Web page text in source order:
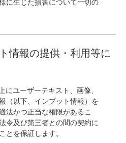
に生じた損害について一切の
情報の提供・利用等に
にユーザーテキスト、画像、
（以下、インプット情報）を
法かつ正当な権限があるこ
令及び第三者との間の契約に
とを保証します。